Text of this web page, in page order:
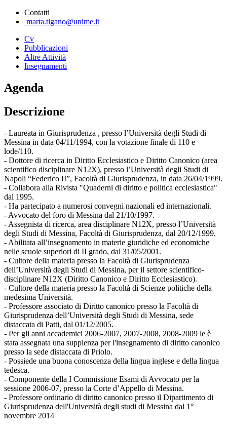
Contatti
marta.tigano@unime.it
Cv
Pubblicazioni
Altre Attività
Insegnamenti
Agenda
Descrizione
- Laureata in Giurisprudenza , presso l’Università degli Studi di
Messina in data 04/11/1994, con la votazione finale di 110 e
lode/110.
- Dottore di ricerca in Diritto Ecclesiastico e Diritto Canonico (area
scientifico disciplinare N12X), presso l’Università degli Studi di
Napoli “Federico II”, Facoltà di Giurisprudenza, in data 26/04/1999.
- Collabora alla Rivista "Quaderni di diritto e politica ecclesiastica"
dal 1995.
- Ha partecipato a numerosi convegni nazionali ed internazionali.
- Avvocato del foro di Messina dal 21/10/1997.
- Assegnista di ricerca, area disciplinare N12X, presso l’Università
degli Studi di Messina, Facoltà di Giurisprudenza, dal 20/12/1999.
- Abilitata all’insegnamento in materie giuridiche ed economiche
nelle scuole superiori di II grado, dal 31/05/2001.
- Cultore della materia presso la Facoltà di Giurisprudenza
dell’Università degli Studi di Messina, per il settore scientifico-
disciplinare N12X (Diritto Canonico e Diritto Ecclesiastico).
- Cultore della materia presso la Facoltà di Scienze politiche della
medesima Università.
- Professore associato di Diritto canonico presso la Facoltà di
Giurisprudenza dell’Università degli Studi di Messina, sede
distaccata di Patti, dal 01/12/2005.
- Per gli anni accademici 2006-2007, 2007-2008, 2008-2009 le è
stata assegnata una supplenza per l'insegnamento di diritto canonico
presso la sede distaccata di Priolo.
- Possiede una buona conoscenza della lingua inglese e della lingua
tedesca.
- Componente della I Commissione Esami di Avvocato per la
sessione 2006-07, presso la Corte d’Appello di Messina.
- Professore ordinario di diritto canonico presso il Dipartimento di
Giurisprudenza dell'Università degli studi di Messina dal 1°
novembre 2014